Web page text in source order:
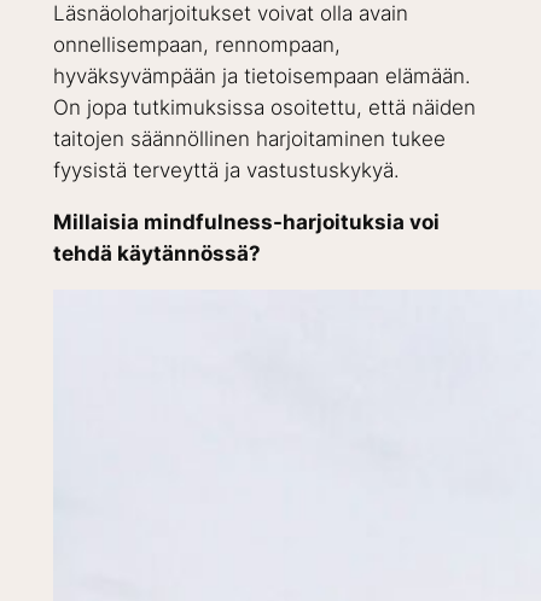
Läsnäoloharjoitukset voivat olla avain
onnellisempaan, rennompaan,
hyväksyvämpään ja tietoisempaan elämään.
On jopa tutkimuksissa osoitettu, että näiden
taitojen säännöllinen harjoitaminen tukee
fyysistä terveyttä ja vastustuskykyä.
Millaisia mindfulness-harjoituksia voi
tehdä käytännössä?